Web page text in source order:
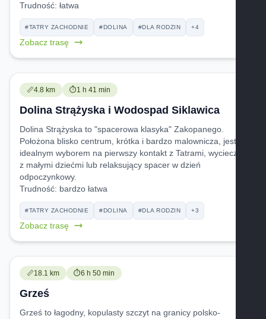
Trudność: łatwa
#TATRY ZACHODNIE #DOLINA #DLA RODZIN +4
Zobacz trasę
📏Trudność:
4.8 km ⏱️Czas przejścia:
1 h 41 min
Dolina Strążyska i Wodospad Siklawica
Dolina Strążyska to "spacerowa klasyka" Zakopanego.
Położona blisko centrum, krótka i bardzo malownicza, jest
idealnym wyborem na pierwszy kontakt z Tatrami, wycieczkę
z małymi dziećmi lub relaksujący spacer w dzień
odpoczynkowy.
Trudność: bardzo łatwa
#TATRY ZACHODNIE #DOLINA #DLA RODZIN +3
Zobacz trasę
📏Trudność:
18.1 km ⏱️Czas przejścia:
6 h 50 min
Grześ
Grześ to łagodny, kopulasty szczyt na granicy polsko-